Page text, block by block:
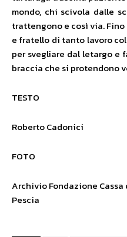
mondo, chi scivola dalle
trattengono e così via.
e fratello di tanto lavoro
per svegliare dal letargo e
braccia che si protendono
TESTO
Roberto Cadonici
FOTO
Archivio Fondazione
Pescia